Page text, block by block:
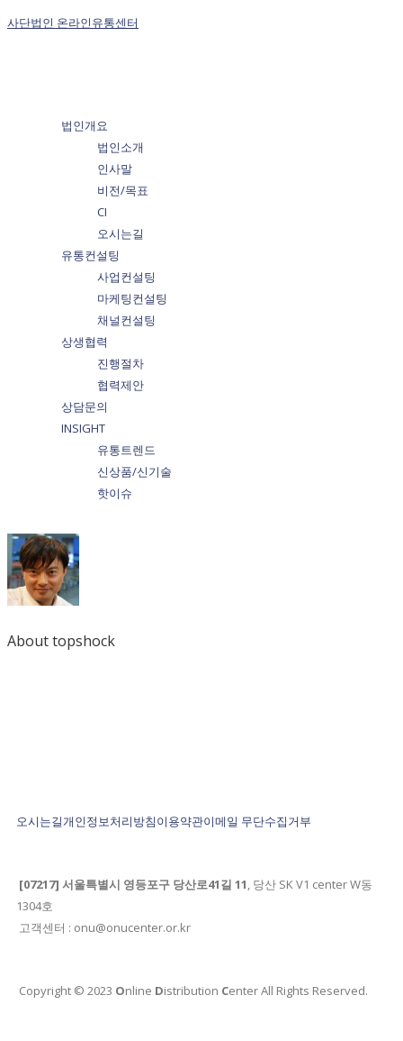
사단법인 온라인유통센터
법인개요
법인소개
인사말
비전/목표
CI
오시는길
유통컨설팅
사업컨설팅
마케팅컨설팅
채널컨설팅
상생협력
진행절차
협력제안
상담문의
INSIGHT
유통트렌드
신상품/신기술
핫이슈
About topshock
오시는길개인정보처리방침이용약관이메일 무단수집거부
[07217] 서울특별시 영등포구 당산로41길 11 , 당산 SK V1 center W동
1304호
고객센터 : onu@onucenter.or.kr
Copyright © 2023 Online Distribution Center All Rights Reserved.